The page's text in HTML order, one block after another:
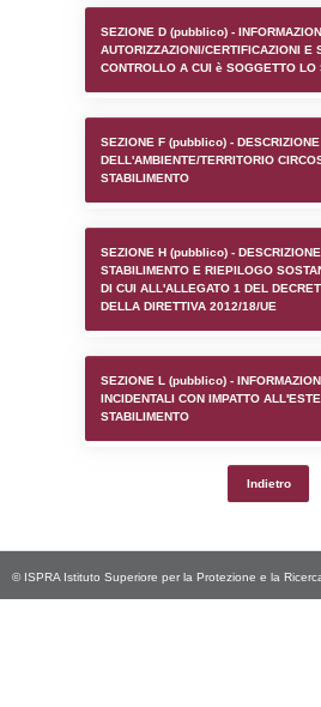
d'Argon
SEZIONE D
CONTROLLO A
SEZIONE F
DELL'AMBIENTE/
STABILIMENTO
SEZIONE H